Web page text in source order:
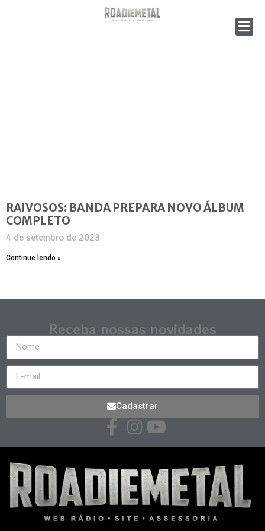
RAIVOSOS: BANDA PREPARA NOVO ÁLBUM
COMPLETO
4 de setembro de 2023
Continue lendo »
Receba nossas novidades
Cadastrar